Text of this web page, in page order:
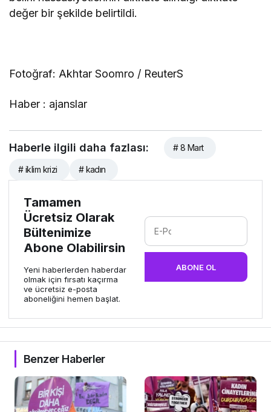
değer bir şekilde belirtildi.
Fotoğraf: Akhtar Soomro / ReuterS
Haber : ajanslar
Haberle ilgili daha fazlası: # 8 Mart
# iklim krizi # kadın
Tamamen
Ücretsiz Olarak
Bültenimize
Abone Olabilirsin
Yeni haberlerden haberdar
olmak için fırsatı kaçırma
ve ücretsiz e-posta
aboneliğini hemen başlat.
ABONE OL
Benzer Haberler